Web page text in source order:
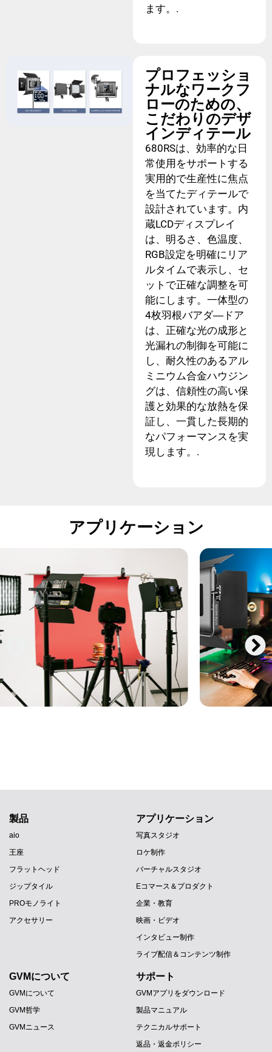
ます。.
プロフェッショ
ナルなワークフ
ローのための、
こだわりのデザ
インディテール
680RSは、効率的な日
常使用をサポートする
実用的で生産性に焦点
を当てたディテールで
設計されています。内
蔵LCDディスプレイ
は、明るさ、色温度、
RGB設定を明確にリア
ルタイムで表示し、セ
ットで正確な調整を可
能にします。一体型の
4枚羽根バアダ―ドア
は、正確な光の成形と
光漏れの制御を可能に
し、耐久性のあるアル
ミニウム合金ハウジン
グは、信頼性の高い保
護と効果的な放熱を保
証し、一貫した長期的
なパフォーマンスを実
現します。.
アプリケーション
製品
aio
王座
フラットヘッド
ジップタイル
PROモノライト
アクセサリー
アプリケーション
写真スタジオ
ロケ制作
バーチャルスタジオ
Eコマース＆プロダクト
企業・教育
映画・ビデオ
インタビュー制作
ライブ配信＆コンテンツ制作
GVMについて
GVMについて
GVM哲学
GVMニュース
サポート
GVMアプリをダウンロード
製品マニュアル
テクニカルサポート
返品・返金ポリシー